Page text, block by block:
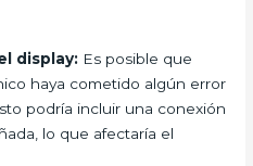
display: Es posible que
haya cometido algún error
podría incluir una conexión
lo que afectaría el